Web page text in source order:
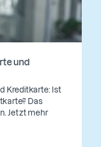
und
Kreditkarte: Ist
Das
Jetzt mehr